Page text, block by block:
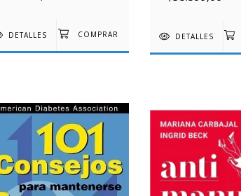
DETALLES DETALLES